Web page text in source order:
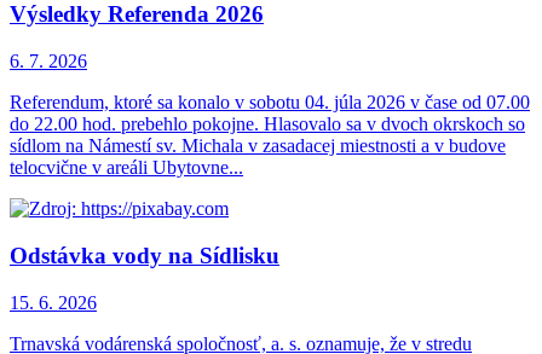
Výsledky Referenda 2026
6. 7. 2026
Referendum, ktoré sa konalo v sobotu 04. júla 2026 v čase od 07.00
do 22.00 hod. prebehlo pokojne. Hlasovalo sa v dvoch okrskoch so
sídlom na Námestí sv. Michala v zasadacej miestnosti a v budove
telocvične v areáli Ubytovne...
Odstávka vody na Sídlisku
15. 6. 2026
Trnavská vodárenská spoločnosť, a. s. oznamuje, že v stredu